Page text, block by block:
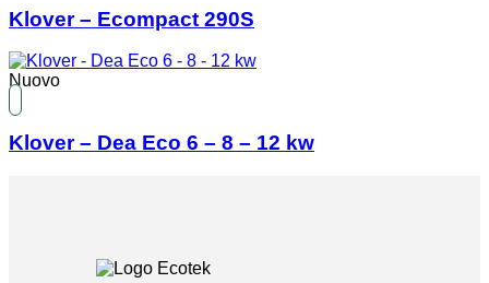
Klover – Ecompact 290S
Nuovo
Klover – Dea Eco 6 – 8 – 12 kw